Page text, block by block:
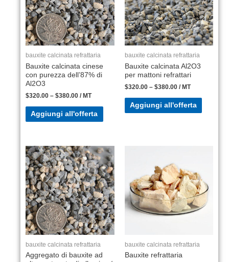
bauxite calcinata refrattaria
Bauxite calcinata cinese
con purezza dell’87% di
Al2O3
$320.00 – $380.00 / MT
Aggiungi all'offerta
bauxite calcinata refrattaria
Bauxite calcinata Al2O3
per mattoni refrattari
$320.00– $380.00/ MT
Aggiungi all'offerta
bauxite calcinata refrattaria
Aggregato di bauxite ad
bauxite calcinata refrattaria
Bauxite refrattaria